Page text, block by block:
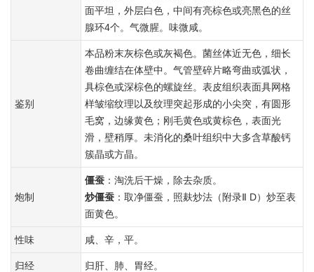
面平坦，外层白色，中间有亮棕色或亮黑色的丝
腺环4个。气微腥。味微咸。
鉴别
本品粉末灰棕色或灰褐色。菌丝体近无色，细长
卷曲缠结在体壁中。气管壁碎片略弯曲或弧状，
具棕色或深棕色的螺旋丝。表皮组织表面具网格
样皱缩纹理以及纹理突起形成的小尖突，有圆形
毛窝，边缘黄色；刚毛黄色或黄棕色，表面光
滑，壁稍厚。未消化的桑叶组织中大多含草酸钙
簇晶或方晶。
炮制
僵蚕 ：淘洗后干燥，除去杂质。
炒僵蚕 ：取净僵蚕，照麸炒法（附录Ⅱ D）炒至表
面黄色。
性味 咸、辛，平。
归经 归肝、肺、胃经。